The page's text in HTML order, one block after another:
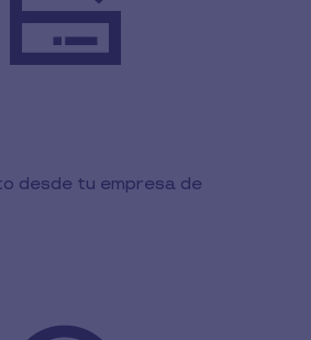
desde tu empresa de